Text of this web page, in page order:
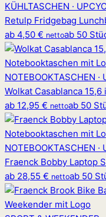
KÜHLTASCHEN ·
Retulp Fridgebag
ab 4,50 € nettoab 50
NOTEBOOKTASCHEN ·
Wolkat Casablanca
ab 12,95 € nettoab 50
NOTEBOOKTASCHEN ·
Fraenck Bobby Laptop
ab 28,55 € nettoab 50